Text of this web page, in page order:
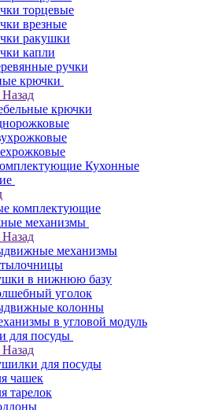
торцевые
врезные
ракушки
капли
ручки
крючки
Назад
крючки
Кухонные
комплектующие
механизмы
Назад
механизмы
в нижнюю базу
уголок
колонны
в угловой модуль
для посуды
Назад
для посуды
чашек
тарелок